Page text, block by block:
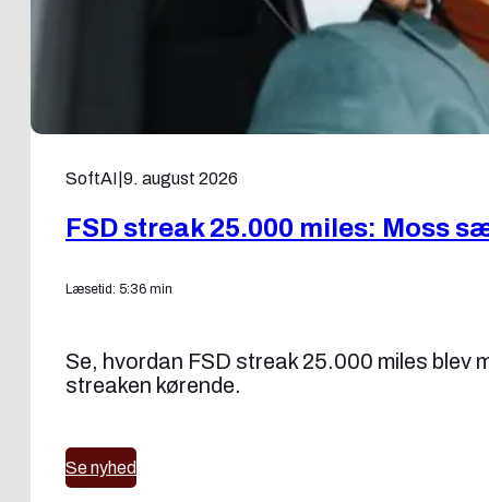
SoftAI 9. august 2026
FSD streak 25.000 miles: Moss
Læsetid: 5:36 min
Se, hvordan FSD streak 25.000 miles blev
streaken kørende.
Se nyhed